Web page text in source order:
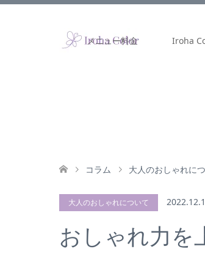
メニュー料金 Iroha
コラム 大人のおしゃれに
大人のおしゃれについて
おしゃれ力を